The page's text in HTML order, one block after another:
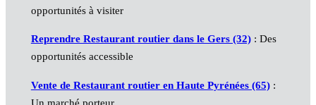
opportunités à visiter
Reprendre Restaurant routier dans le Gers (32): Des
opportunités accessible
Vente de Restaurant routier en Haute Pyrénées (65):
Un marché porteur